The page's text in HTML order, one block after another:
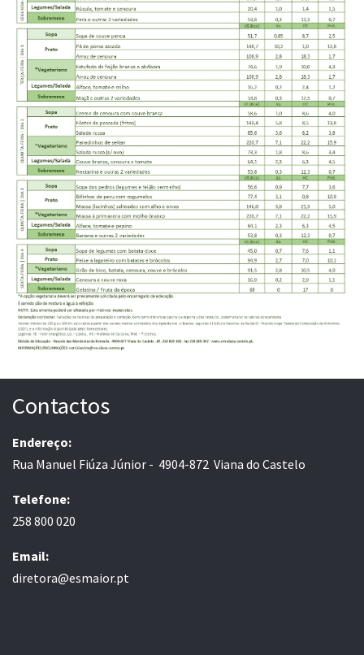
Contactos
Endereço:
Rua Manuel Fiúza Júnior - 4904-872 Viana do Castelo
Telefone:
258 800 020
Email:
diretora@esmaior.pt